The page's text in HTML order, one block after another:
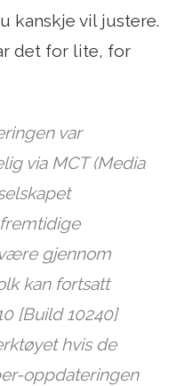
kanskje vil justere.
det for lite, for
var
via MCT (Media
gjennom
kan fortsatt
[Build 10240]
hvis de
oppdateringen